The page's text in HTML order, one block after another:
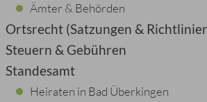
Ämter & Behörden
Ortsrecht (Satzungen &
Steuern & Gebühren
Standesamt
Heiraten in Bad Überkingen